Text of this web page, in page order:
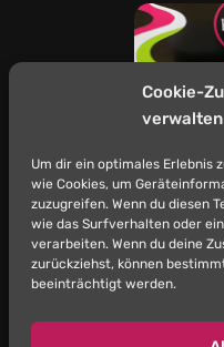
Cookie-
verwalten
Um dir ein optimales Erlebnis
wie Cookies, um
zuzugreifen. Wenn du diesen
wie das Surfverhalten oder
verarbeiten. Wenn du deine
zurückziehst, können
beeinträchtigt werden.